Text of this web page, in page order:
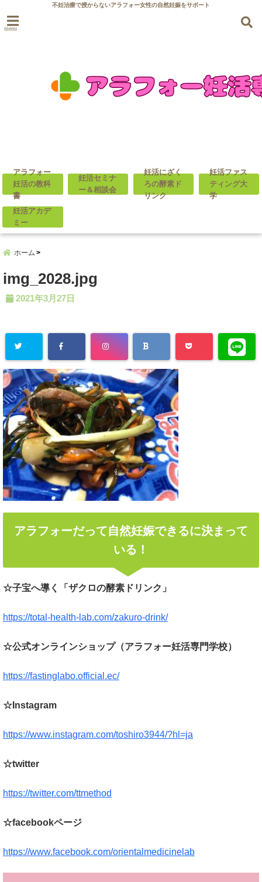
不妊治療で授からないアラフォー女性の自然妊娠をサポート
menu
アラフォー
妊活の教科
書
妊活セミナ
ー＆相談会
妊活にざく
ろの酵素ド
リンク
妊活ファス
ティング大
学
妊活アカデ
ミー
ホーム
img_2028.jpg
2021年3月27日
アラフォーだって自然妊娠できるに決まって
いる！
☆子宝へ導く「ザクロの酵素ドリンク」
https://total-health-lab.com/zakuro-drink/
☆公式オンラインショップ（アラフォー妊活専門学校）
https://fastinglabo.official.ec/
☆Instagram
https://www.instagram.com/toshiro3944/?hl=ja
☆twitter
https://twitter.com/ttmethod
☆facebookページ
https://www.facebook.com/orientalmedicinelab